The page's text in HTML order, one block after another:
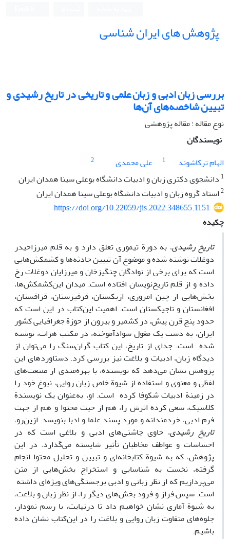
پژوهش های ایران شناسی
بررسی زبان ادبی و زبان علمی و تاریخی در تاریخ رشیدی و
تبیین شاخصه‌های آن‌ها
نوع مقاله : مقاله پژوهشی
نویسندگان
الهام ترکاشوند
1 علی محمدی
2
1 دانشجوی دکتری زبان و ادبیات دانشگاه بوعلی سینا همدان ایران
2استاد گروه زبان و ادبیات دانشگاه بوعلی سینا همدان ایران
https://doi.org/10.22059/jis.2022.348655.1151
چکیده
تاریخ رشیدی، به دورة تیموری تعلق دارد و به قلم میرزاحیدر
دوغلات نوشته‌ شده و موضوع آن تبیین حادثه‌ها و کشمکش‌هایی
است که برای برخی از نوادگان چنگیزخان و میرزایان دوغلات رخ
داده و از قلم تاریخ‌نویسان افتاده است. میدان این‌کشمکش‌ها،
بخش‌هایی از چین امروزی، ازبکستان، قرقیزستان، قزاقستان،
افغانستان و تاجیکستان است. اهمیت این‌کتاب در این است که
حدود پنج قرن پیش، در کشمیر و بیرون از حوزة جغرافیایی کشور
ایران، به دست یک مغول سواد‌آموخته، در مکتب هرات، نوشته
شده ‌ است. جدای از تاریخ، این کتاب گران‌سنگ را می‌توان از
دیدگاه زبان، ادبیات و بلاغت نیز بررسی کرد. دستاوردهای این
پژوهش نشان می‌دهد که نویسنده، با بهره‌مندی از صنعت‌های
لفظی و معنوی و استفاده از شیوة خاص زبان روایی، نبوغ خود را
در زمینة ادبیات شکوفا کرده است. او، به‌عنوان یک نویسندة
کلاسیک، سعی کرده اثرش را، هم از حیث محتوا و هم از جهت
فرم ادبی، خردمندانه و مورد پسند علما و ادبا بنویسد. از‌ین‌رو،
تاریخ رشیدی، حاوی چاشنی‌های ادبی و بلاغی است که در
احساسات و عواطف مخاطبان تأثیر شایسته می‌گذارد. در این
پژوهش، که به شیوة کتابخانه‌ای و تبیین و تحلیل محتوا انجام
گرفته، نخست به شناسایی و استخراج بخش‌هایی از متن
می‌پردازیم که از نظر زبانی و ادبی برجستگی‌های ویژه‌ای داشته
است. سپس فراز و فرود بخش‌های دیگر را، از نظر زبان و بلاغت،
به شیوة آماری نشان خواهیم داد تا در‌نهایت، با رسم نمودار،
جلوه‌های متفاوت زبان روایی و بلاغت را در این‌کتاب نشان داده
باشیم.